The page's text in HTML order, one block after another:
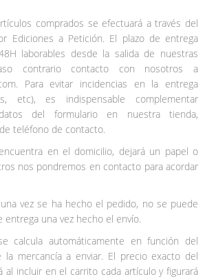
comprados se efectuará a través del
Ediciones a Petición. El plazo de entrega
laborables desde la salida de nuestras
contrario contacto con nosotros a
Para evitar incidencias en la entrega
etc), es indispensable complementar
del formulario en nuestra tienda,
teléfono de contacto.
en el domicilio, dejará un papel o
nos pondremos en contacto para acordar
vez se ha hecho el pedido, no se puede
entrega una vez hecho el envío.
calcula automáticamente en función del
mercancía a enviar. El precio exacto del
al incluir en el carrito cada artículo y figurará